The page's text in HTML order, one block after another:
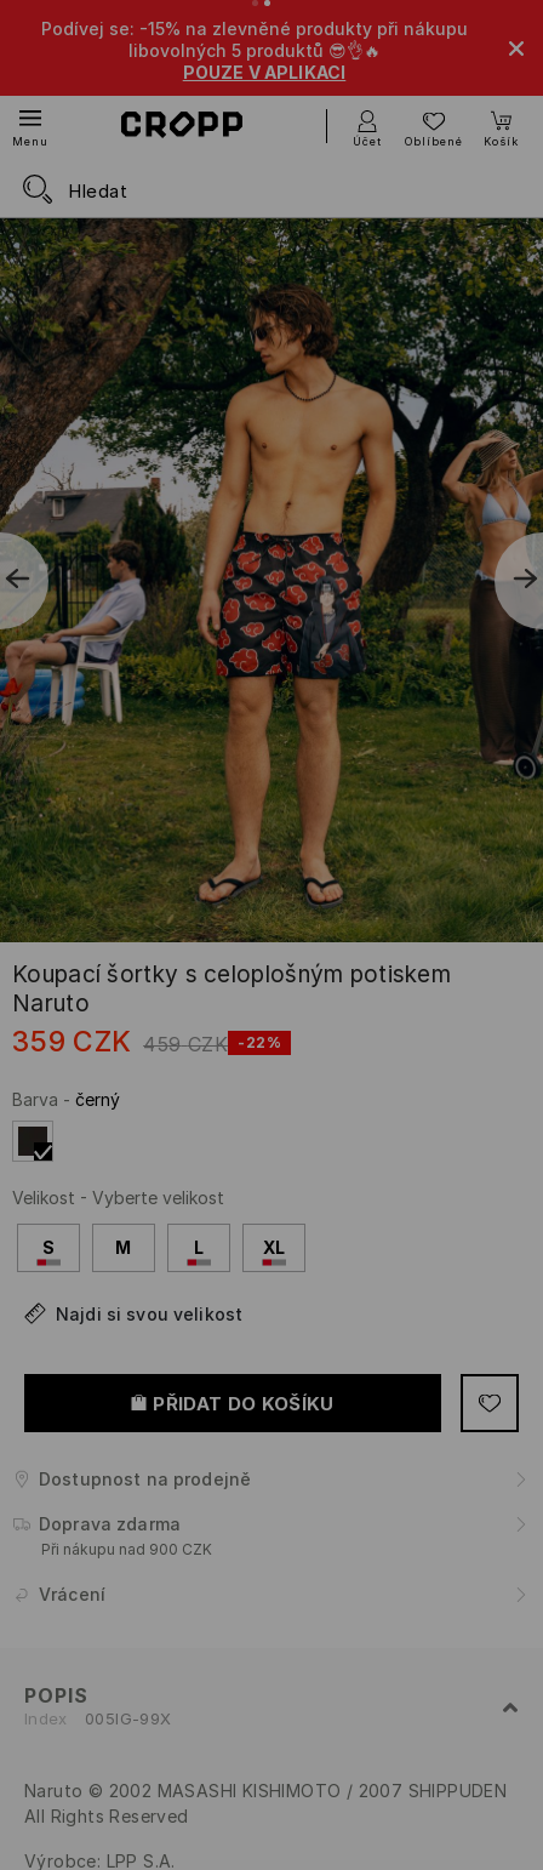
Podívej se: -15% na zlevněné produkty při nákupu
libovolných 5 produktů 😎👌🔥
POUZE V APLIKACI
Menu Účet Oblíbené Košík
Koupací šortky s celoplošným potiskem
Naruto
359 CZK 459 CZK -22%
Barva - černý
Velikost - Vyberte velikost
S M L XL
Najdi si svou velikost
PŘIDAT DO KOŠÍKU
Dostupnost na prodejně
Doprava zdarma
Při nákupu nad 900 CZK
Vrácení
POPIS
Index 005IG-99X
Naruto © 2002 MASASHI KISHIMOTO / 2007 SHIPPUDEN
All Rights Reserved
Výrobce: LPP S.A.